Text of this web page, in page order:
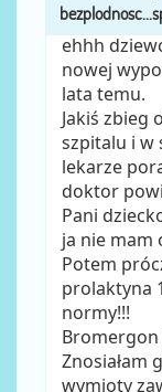
ehhh
nowej
lata temu.
Jakiś zbieg
szpitalu i w
lekarze
doktor
Pani
ja nie mam
Potem
prolaktyna
normy!!!
Bromergon
Znosiałam
wymioty